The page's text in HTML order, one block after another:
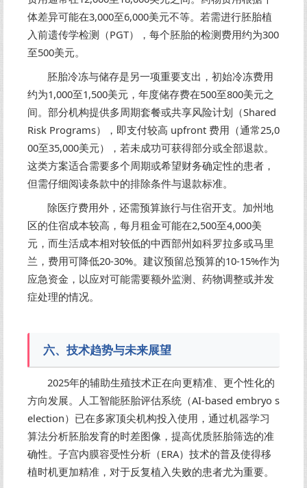
体差异可能在3,000至6,000美元不等。若需进行胚胎植
入前遗传学检测（PGT），每个胚胎的检测费用约为300
至500美元。
胚胎冷冻与储存是另一项重要支出，初始冷冻费用
约为1,000至1,500美元，年度储存费在500至800美元之
间。部分机构提供多周期套餐或共享风险计划（Shared
Risk Programs），即支付较高 upfront 费用（通常25,0
00至35,000美元），若未成功可获得部分或全部退款。
这类方案适合需要多个周期或希望财务确定性的患者，
但需仔细阅读条款中的排除条件与退款标准。
除医疗费用外，还需预算旅行与住宿开支。加州地
区的住宿成本较高，每月租金可能在2,500至4,000美
元，而生活成本相对较低的中西部州如科罗拉多或马里
兰，费用可降低20-30%。建议预留总预算的10-15%作为
应急资金，以应对可能需要额外监测、药物调整或并发
症处理的情况。
六、技术趋势与未来展望
2025年的辅助生殖技术正在向更精准、更个性化的
方向发展。人工智能胚胎评估系统（AI-based embryo s
election）已在多家顶尖机构投入使用，通过机器学习
算法分析胚胎发育的时差图像，提高优质胚胎筛选的准
确性。子宫内膜容受性分析（ERA）技术的普及使得移
植时机更加精准，对于反复植入失败的患者尤为重要。